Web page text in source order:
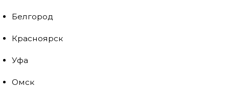
Белгород
Красноярск
Уфа
Омск